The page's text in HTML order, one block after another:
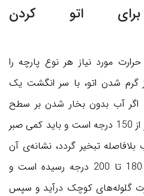
اتو کردن
مورد نیاز هر نوع پارچه را
گرم شدن اتو، با سر انگشت یک
اگر آب بدون بخار شدن بر سطح
پخش گردد، دمای اتو پایین تر از 150 درجه است و باید کمی صبر
بلافاصله تبخیر گردد، نشانه‌ی آن
است که حرارت اتو به حدود 180 تا 200 درجه رسیده است و
گلوله‌های کوچک درآید و سپس